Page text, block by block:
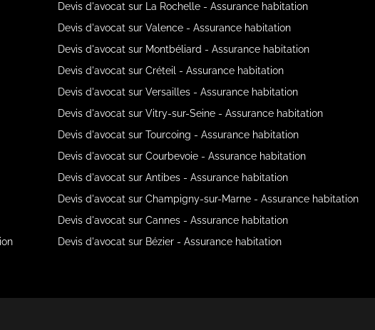
Devis d'avocat sur La Rochelle - Assurance habitation
Devis d'avocat sur Valence - Assurance habitation
Devis d'avocat sur Montbéliard - Assurance habitation
Devis d'avocat sur Créteil - Assurance habitation
Devis d'avocat sur Versailles - Assurance habitation
Devis d'avocat sur Vitry-sur-Seine - Assurance habitation
Devis d'avocat sur Tourcoing - Assurance habitation
Devis d'avocat sur Courbevoie - Assurance habitation
Devis d'avocat sur Antibes - Assurance habitation
Devis d'avocat sur Champigny-sur-Marne - Assurance habitation
Devis d'avocat sur Cannes - Assurance habitation
Devis d'avocat sur Bézier - Assurance habitation